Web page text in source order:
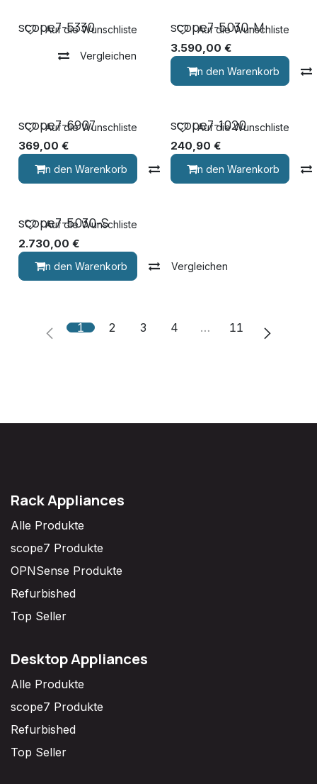
scope7-5330
Vergleichen
Auf die Wunschliste scope7-5030-M
3.590,00 €
In den Warenkorb
Auf die Wunschliste
scope7-6907
369,00 €
In den Warenkorb Vergleichen
Auf die Wunschliste scope7-1020
240,90 €
In den Warenkorb
Auf die Wunschliste
scope7-5030-S
2.730,00 €
In den Warenkorb Vergleichen
Auf die Wunschliste
1 2 3 4 … 11
Rack Appliances
Alle Produkte
scope7 Produkte
OPNSense Produkte
Refurbished
Top Seller
Desktop Appliances
Alle Produkte
scope7 Produkte
Refurbished
Top Seller